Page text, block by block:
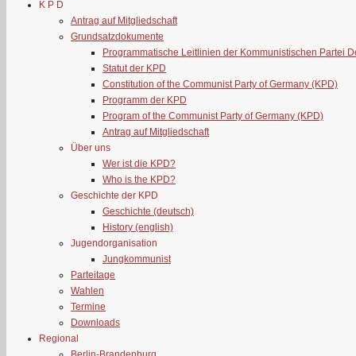
K P D
Antrag auf Mitgliedschaft
Grundsatzdokumente
Programmatische Leitlinien der Kommunistischen Partei
Statut der KPD
Constitution of the Communist Party of Germany (KPD)
Programm der KPD
Program of the Communist Party of Germany (KPD)
Antrag auf Mitgliedschaft
Über uns
Wer ist die KPD?
Who is the KPD?
Geschichte der KPD
Geschichte (deutsch)
History (english)
Jugendorganisation
Jungkommunist
Parteitage
Wahlen
Termine
Downloads
Regional